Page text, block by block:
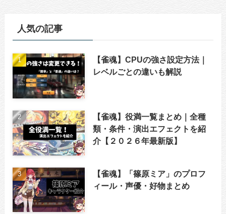
人気の記事
【雀魂】CPUの強さ設定方法｜
レベルごとの違いも解説
【雀魂】役満一覧まとめ｜全種
類・条件・演出エフェクトを紹
介【２０２６年最新版】
【雀魂】「篠原ミア」のプロフ
ィール・声優・好物まとめ